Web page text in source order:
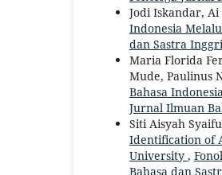
Jodi Iskandar,
Indonesia
dan Sastra
Maria Florida
Mude, Paulinus
Bahasa
Jurnal Ilmuan
Siti Aisyah
Identification of
University ,
Bahasa dan